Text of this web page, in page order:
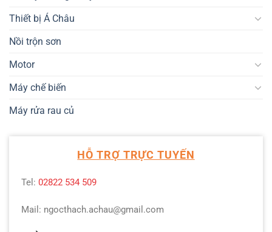
Thiết bị Á Châu
Nồi trộn sơn
Motor
Máy chế biến
Máy rửa rau củ
HỖ TRỢ TRỰC TUYẾN
Tel: 02822 534 509
Mail: ngocthach.achau@gmail.com